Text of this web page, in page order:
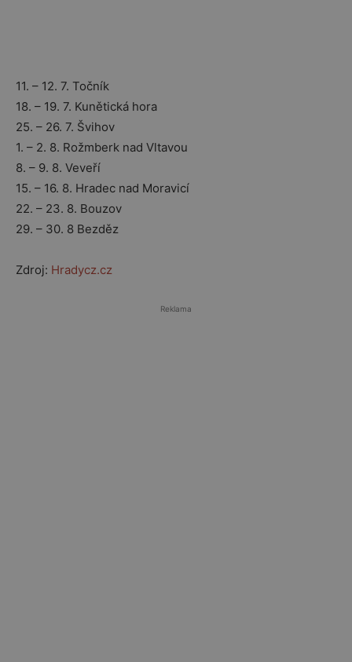
11. – 12. 7. Točník
18. – 19. 7. Kunětická hora
25. – 26. 7. Švihov
1. – 2. 8. Rožmberk nad Vltavou
8. – 9. 8. Veveří
15. – 16. 8. Hradec nad Moravicí
22. – 23. 8. Bouzov
29. – 30. 8 Bezděz
Zdroj: Hradycz.cz
Reklama